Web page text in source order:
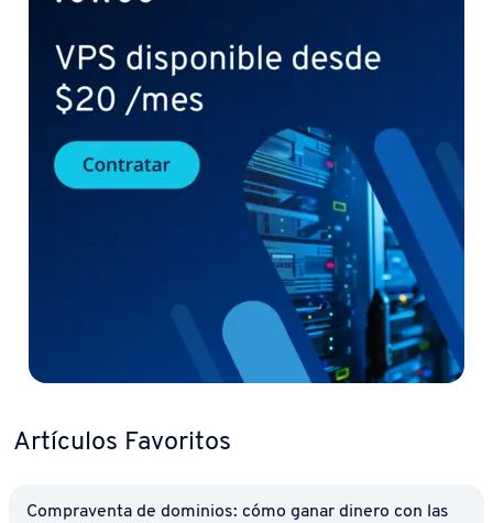
Artículos Favoritos
Co­m­pra­ve­n­ta de dominios: cómo ganar dinero con las